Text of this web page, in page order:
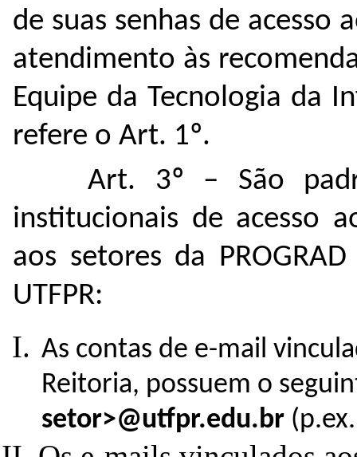
de suas senhas de
atendimento às
Equipe da Tecnologia da
refere o Art. 1º.
Art. 3º – São
institucionais de acesso
aos setores da
UTFPR:
As contas de e-mail
Reitoria, possuem o
setor>@utfpr.edu.br